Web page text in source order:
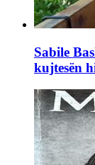
Sabile
kujtesën